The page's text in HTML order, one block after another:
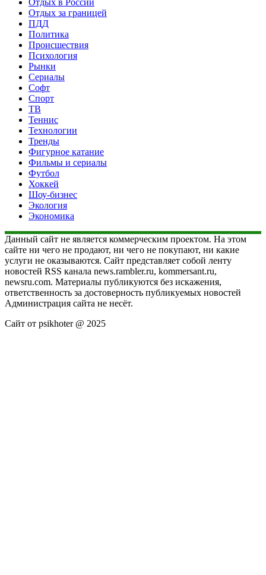
Отдых за границей
ПДД
Политика
Происшествия
Психология
Рынки
Сериалы
Софт
Спорт
ТВ
Теннис
Технологии
Тренды
Фигурное катание
Фильмы и сериалы
Футбол
Хоккей
Шоу-бизнес
Экология
Экономика
Данный сайт не является коммерческим проектом. На этом
сайте ни чего не продают, ни чего не покупают, ни какие
услуги не оказываются. Сайт представляет собой ленту
новостей RSS канала news.rambler.ru, kommersant.ru,
newsru.com. Материалы публикуются без искажения,
ответственность за достоверность публикуемых новостей
Администрация сайта не несёт.
Сайт от psikhoter @ 2025